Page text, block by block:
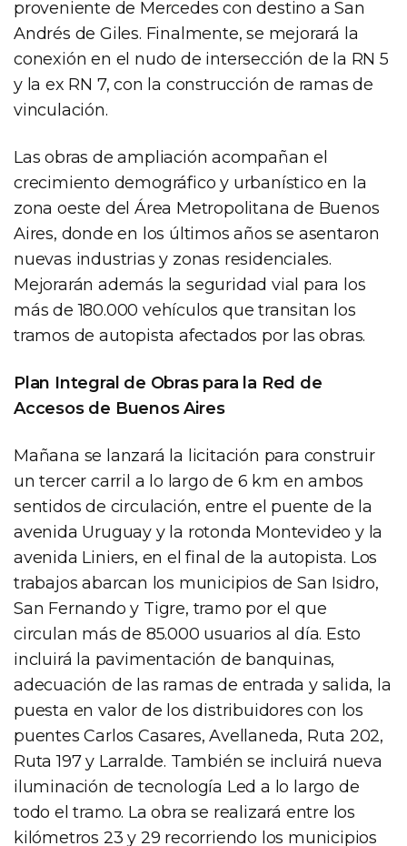
proveniente de Mercedes con destino a San
Andrés de Giles. Finalmente, se mejorará la
conexión en el nudo de intersección de la RN 5
y la ex RN 7, con la construcción de ramas de
vinculación.
Las obras de ampliación acompañan el
crecimiento demográfico y urbanístico en la
zona oeste del Área Metropolitana de Buenos
Aires, donde en los últimos años se asentaron
nuevas industrias y zonas residenciales.
Mejorarán además la seguridad vial para los
más de 180.000 vehículos que transitan los
tramos de autopista afectados por las obras.
Plan Integral de Obras para la Red de
Accesos de Buenos Aires
Mañana se lanzará la licitación para construir
un tercer carril a lo largo de 6 km en ambos
sentidos de circulación, entre el puente de la
avenida Uruguay y la rotonda Montevideo y la
avenida Liniers, en el final de la autopista. Los
trabajos abarcan los municipios de San Isidro,
San Fernando y Tigre, tramo por el que
circulan más de 85.000 usuarios al día. Esto
incluirá la pavimentación de banquinas,
adecuación de las ramas de entrada y salida, la
puesta en valor de los distribuidores con los
puentes Carlos Casares, Avellaneda, Ruta 202,
Ruta 197 y Larralde. También se incluirá nueva
iluminación de tecnología Led a lo largo de
todo el tramo. La obra se realizará entre los
kilómetros 23 y 29 recorriendo los municipios